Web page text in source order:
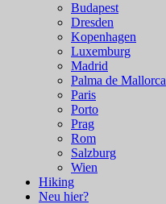
Budapest
Dresden
Kopenhagen
Luxemburg
Madrid
Palma de Mallorca
Paris
Porto
Prag
Rom
Salzburg
Wien
Hiking
Neu hier?